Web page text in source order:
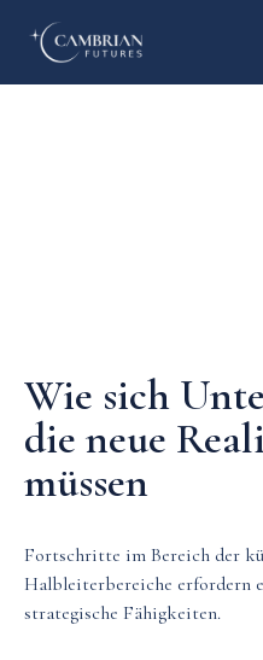
Who we serve
Books & Reports
Media & Events
Wie sich
die neue
müssen
Fortschritte im Bereich der
Halbleiterbereiche erfordern
strategische Fähigkeiten.